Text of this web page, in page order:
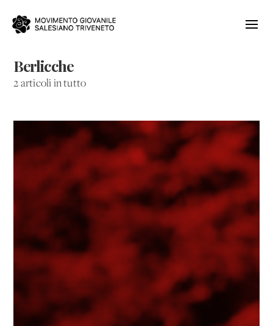
Berlicche
2 articoli in tutto